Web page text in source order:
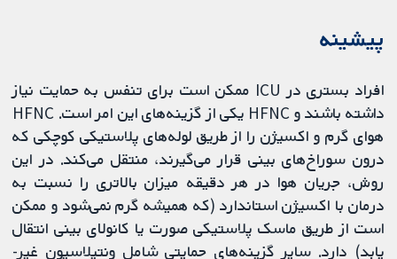
پیشینه
افراد بستری در ICU ممکن است برای تنفس به حمایت نیاز
داشته باشند و HFNC یکی از گزینه‌های این امر است. HFNC
هوای گرم و اکسیژن را از طریق لوله‌های پلاستیکی کوچکی که
درون سوراخ‌های بینی قرار می‌گیرند، منتقل می‌کند. در این
روش، جریان هوا در هر دقیقه میزان بالاتری را نسبت به
درمان با اکسیژن استاندارد (که همیشه گرم نمی‌شود و ممکن
است از طریق ماسک پلاستیکی صورت یا کانولای بینی انتقال
یابد) دارد. سایر گزینه‌های حمایتی شامل ونتیلاسیون غیر-